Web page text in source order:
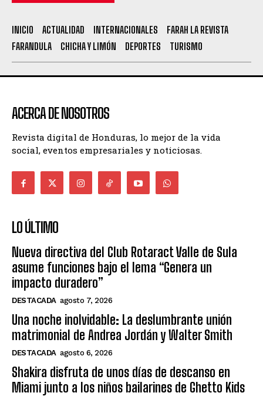
INICIO ACTUALIDAD INTERNACIONALES
FARAH LA REVISTA
FARANDULA
CHICHA Y LIMÓN DEPORTES TURISMO
ACERCA DE NOSOTROS
Revista digital de Honduras, lo mejor de la vida
social, eventos empresariales y noticiosas.
LO ÚLTIMO
Nueva directiva del Club Rotaract Valle de Sula
asume funciones bajo el lema “Genera un
impacto duradero”
DESTACADA agosto 7, 2026
Una noche inolvidable: La deslumbrante unión
matrimonial de Andrea Jordán y Walter Smith
DESTACADA agosto 6, 2026
Shakira disfruta de unos días de descanso en
Miami junto a los niños bailarines de Ghetto Kids